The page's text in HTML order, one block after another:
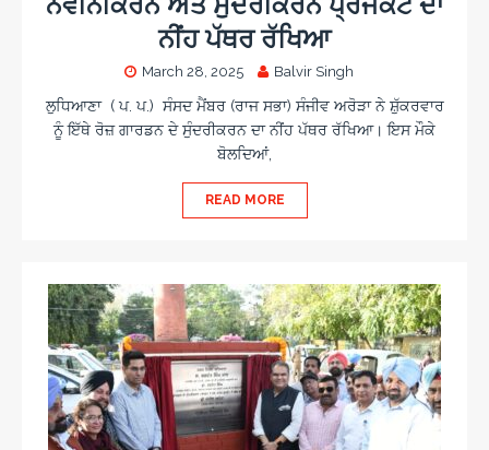
ਨੀਂਹ ਪੱਥਰ ਰੱਖਿਆ
March 28, 2025 Balvir Singh
ਲੁਧਿਆਣਾ ( ਪ. ਪ.) ਸੰਸਦ ਮੈਂਬਰ (ਰਾਜ ਸਭਾ) ਸੰਜੀਵ ਅਰੋੜਾ ਨੇ ਸ਼ੁੱਕਰਵਾਰ
ਨੂੰ ਇੱਥੇ ਰੋਜ਼ ਗਾਰਡਨ ਦੇ ਸੁੰਦਰੀਕਰਨ ਦਾ ਨੀਂਹ ਪੱਥਰ ਰੱਖਿਆ। ਇਸ ਮੌਕੇ
ਬੋਲਦਿਆਂ,
READ MORE